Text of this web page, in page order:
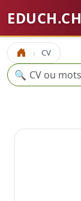
EDUCH.CH
Accueil CV
Recherche
🔍